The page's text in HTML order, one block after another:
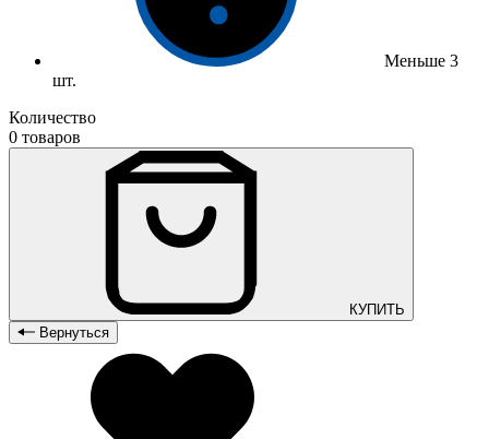
Меньше 3
шт.
Количество
0 товаров
КУПИТЬ
Вернуться